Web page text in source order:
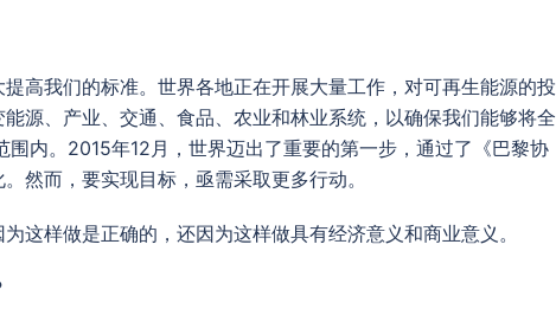
高我们的标准。世界各地正在开展大量工作，对可再生能源的投
源、产业、交通、食品、农业和林业系统，以确保我们能够将全
围内。2015年12月，世界迈出了重要的第一步，通过了《巴黎协
然而，要实现目标，亟需采取更多行动。
这样做是正确的，还因为这样做具有经济意义和商业意义。